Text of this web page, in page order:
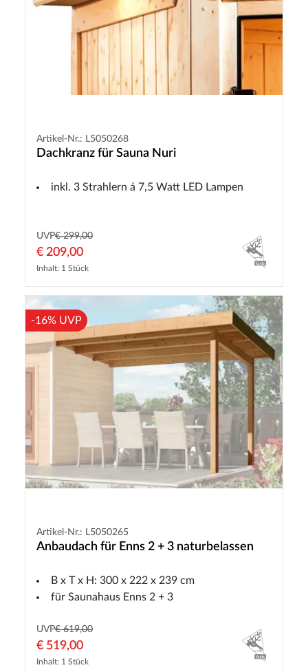
Artikel-Nr.: L5050268
Dachkranz für Sauna Nuri
inkl. 3 Strahlern á 7,5 Watt LED Lampen
UVP€ 299,00
€ 209,00
Inhalt: 1 Stück
-16% UVP
Artikel-Nr.: L5050265
Anbaudach für Enns 2 + 3 naturbelassen
B x T x H: 300 x 222 x 239 cm
für Saunahaus Enns 2 + 3
UVP€ 619,00
€ 519,00
Inhalt: 1 Stück